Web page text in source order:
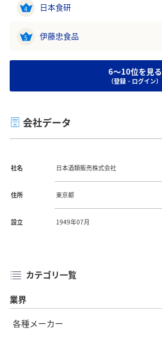
4 日本食研
5 伊藤忠食品
6～10位を見る
（登録・ログイン）
会社データ
社名 日本酒類販売株式会社
住所 東京都
設立 1949年07月
カテゴリ一覧
業界
各種メーカー